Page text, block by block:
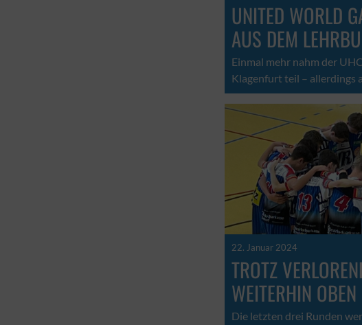
UNITED WORLD
AUS DEM
Einmal mehr nahm der
Klagenfurt teil – allerdings
22. Januar 2024
TROTZ
WEITERHIN
Die letzten drei Runden